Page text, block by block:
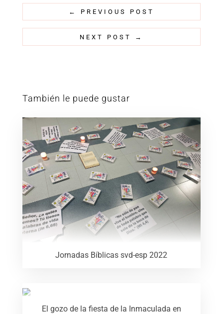
← PREVIOUS POST
NEXT POST →
También le puede gustar
Jornadas Bíblicas svd-esp 2022
El gozo de la fiesta de la Inmaculada en